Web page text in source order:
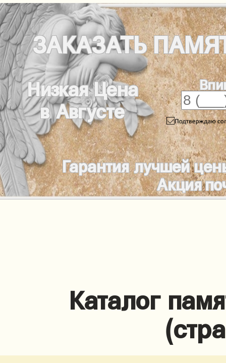
ЗАКАЗАТЬ
Низкая Цена
в Августе
Гарантия лучшей
Акция
Каталог